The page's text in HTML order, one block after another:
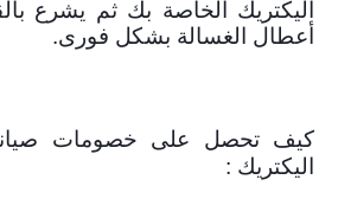
اليكتريك الخاصة بك ثم يشرع
أعطال الغسالة بشكل فورى.
كيف تحصل على خصومات
اليكتريك :